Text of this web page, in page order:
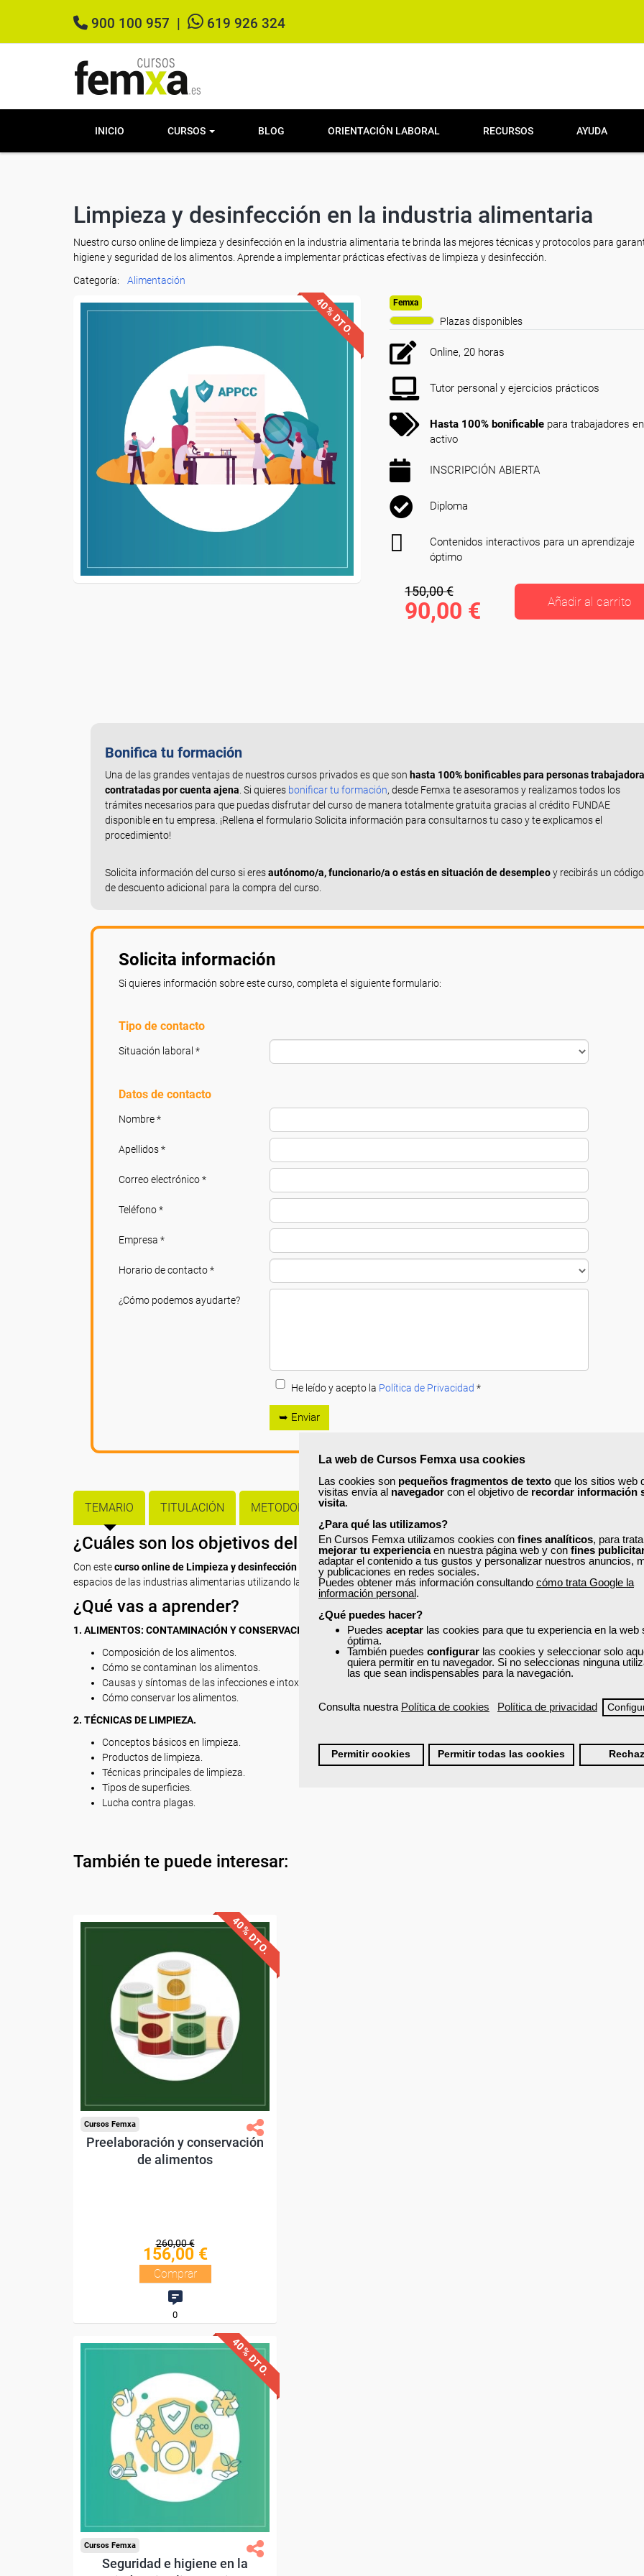
La web de Cursos Femxa usa cookies
Las cookies son pequeños fragmentos de texto que los sitios web
visitas envía al navegador con el objetivo de recordar información
visita.
¿Para qué las utilizamos?
En Cursos Femxa utilizamos cookies con fines analíticos, para
mejorar tu experienciaen nuestra página web y con fines
adaptar el contenido a tus gustos y personalizar nuestros anuncios,
y publicaciones en redes sociales.
Puedes obtener más información consultando cómo trata Google la
información personal.
¿Qué puedes hacer?
Puedes aceptar las cookies para que tu experiencia en la web
óptima.
También puedes configurar las cookies y seleccionar solo
quiera permitir en tu navegador. Si no seleccionas ninguna
las que sean indispensables para la navegación.
Consulta nuestra Política de cookies Política de privacidad
Permitir cookies Permitir todas las cookies
900 100 957 619 926 324
INICIO CURSOS BLOG ORIENTACIÓN LABORAL RECURSOS AYUDA
Limpieza y desinfección en la industria alimentaria
Nuestro curso online de limpieza y desinfección en la industria alimentaria te brinda las mejores técnicas y protocolos para
higiene y seguridad de los alimentos. Aprende a implementar prácticas efectivas de limpieza y desinfección.
Categoría:
Alimentación
40% DTO. Femxa
Plazas disponibles
Online, 20 horas
Tutor personal y ejercicios prácticos
Hasta 100% bonificable para trabajadores en
activo
INSCRIPCIÓN ABIERTA
Diploma
Contenidos interactivos para un aprendizaje
óptimo
150,00 €
90,00 € Añadir al carrito
Bonifica tu formación
Una de las grandes ventajas de nuestros cursos privados es que son hasta 100% bonificables para personas
contratadas por cuenta ajena . Si quieres bonificar tu formación, desde Femxa te asesoramos y realizamos todos los
trámites necesarios para que puedas disfrutar del curso de manera totalmente gratuita gracias al crédito FUNDAE
disponible en tu empresa. ¡Rellena el formulario Solicita información para consultarnos tu caso y te explicamos el
procedimiento!
Solicita información del curso si eresautónomo/a, funcionario/a o estás en situación de desempleoy recibirás un código
de descuento adicional para la compra del curso.
Solicita información
Si quieres información sobre este curso, completa el siguiente formulario:
Tipo de contacto
Situación laboral *
Datos de contacto
Nombre *
Apellidos *
Correo electrónico *
Teléfono *
Empresa *
Horario de contacto *
¿Cómo podemos ayudarte?
He leído y acepto la Política de Privacidad *
➥ Enviar
TEMARIO TITULACIÓN METODOLOGÍA
¿Cuáles son los objetivos del curso?
Con estecurso online de Limpieza y desinfección en la industria alimentaria,aprenderás a realizar correctamente la limpieza
espacios de las industrias alimentarias utilizando las técnicas y productos adecuados.
¿Qué vas a aprender?
1. ALIMENTOS: CONTAMINACIÓN Y CONSERVACIÓN.
Composición de los alimentos.
Cómo se contaminan los alimentos.
Causas y síntomas de las infecciones e intoxicaciones.
Cómo conservar los alimentos.
2. TÉCNICAS DE LIMPIEZA.
Conceptos básicos en limpieza.
Productos de limpieza.
Técnicas principales de limpieza.
Tipos de superficies.
Lucha contra plagas.
También te puede interesar:
Descuentos especiales
Sin requisitos de acceso
Diploma.
Compra segura
40% DTO.
Cursos Femxa
Preelaboración y conservación
de alimentos
260,00 €
156,00 €
Comprar
0
Descuentos especiales
Sin requisitos de acceso
Diploma.
Compra segura
40% DTO.
Cursos Femxa
Seguridad e higiene en la